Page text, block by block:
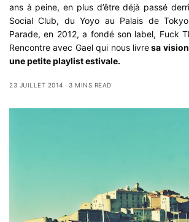
ans à peine, en plus d’être déjà passé
Social Club, du Yoyo au Palais de
Parade, en 2012, a fondé son label, Fuck
Rencontre avec Gael qui nous livresa vision
une petite playlist estivale.
23 JUILLET 2014 3 MINS READ